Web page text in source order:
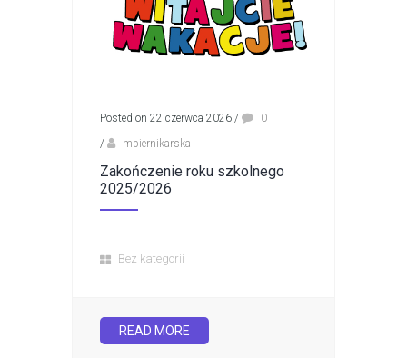
Posted on 22 czerwca 2026 /
0
/
mpiernikarska
Zakończenie roku szkolnego
2025/2026
Bez kategorii
READ MORE